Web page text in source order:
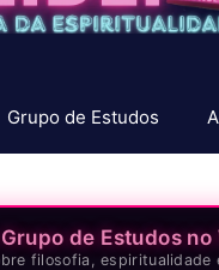
Grupo de Estudos
de Estudos no
filosofia, espiritualidade